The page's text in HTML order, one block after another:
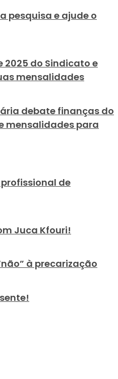
pesquisa e ajude o
2025 do Sindicato e
mensalidades
debate finanças do
mensalidades para
de
Juca Kfouri!
à precarização